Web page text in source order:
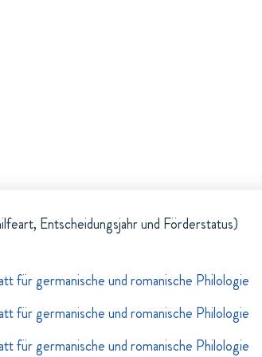
Entscheidungsjahr und Förderstatus)
für germanische und romanische Philologie
für germanische und romanische Philologie
für germanische und romanische Philologie